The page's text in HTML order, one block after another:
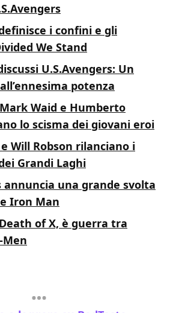
i confini e gli
We Stand
U.S.Avengers: Un
potenza
Waid e Humberto
lo scisma dei giovani eroi
Will Robson rilanciano i
Grandi Laghi
annuncia una grande svolta
Iron Man
of X, è guerra tra